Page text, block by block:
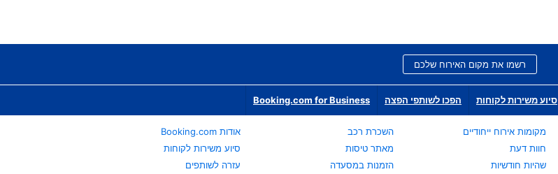
רשמו את מקום האירוח שלכם
סיוע משירות לקוחות הפכו לשותפי הפצה Booking.com for Business
מקומות אירוח ייחודיים
חוות דעת
שהיות חודשיות
השכרת רכב
מאתר טיסות
הזמנות במסעדה
אודות Booking.com
סיוע משירות לקוחות
עזרה לשותפים